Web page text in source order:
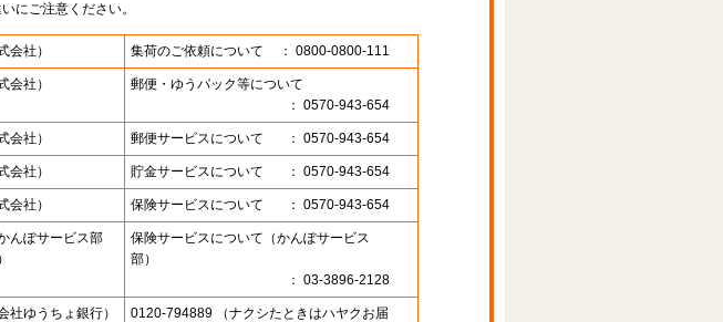
にご注意ください。
会社） 集荷のご依頼について ： 0800-0800-111
会社）
郵便・ゆうパック等について
： 0570-943-654
会社） 郵便サービスについて ： 0570-943-654
会社） 貯金サービスについて ： 0570-943-654
会社） 保険サービスについて ： 0570-943-654
んぽサービス部
保険サービスについて（かんぽサービス
部）
： 03-3896-2128
社ゆうちょ銀行） 0120-794889 （ナクシたときはハヤクお届